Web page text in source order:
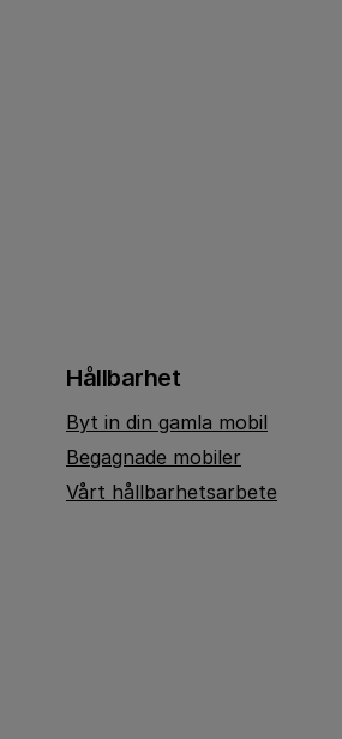
Hållbarhet
Byt in din gamla mobil
Begagnade mobiler
Vårt hållbarhetsarbete